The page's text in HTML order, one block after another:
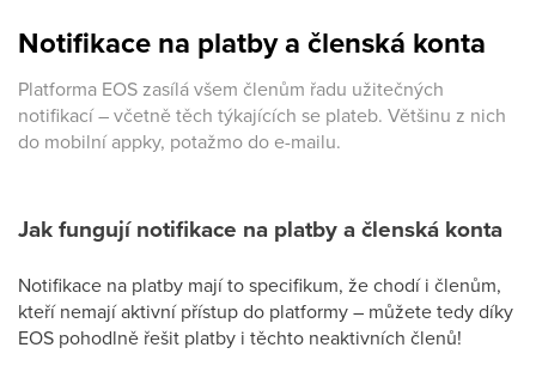
Notifikace na platby a členská konta
Platforma EOS zasílá všem členům řadu užitečných
notifikací – včetně těch týkajících se plateb. Většinu z nich
do mobilní appky, potažmo do e-mailu.
Jak fungují notifikace na platby a členská konta
Notifikace na platby mají to specifikum, že chodí i členům,
kteří nemají aktivní přístup do platformy – můžete tedy díky
EOS pohodlně řešit platby i těchto neaktivních členů!